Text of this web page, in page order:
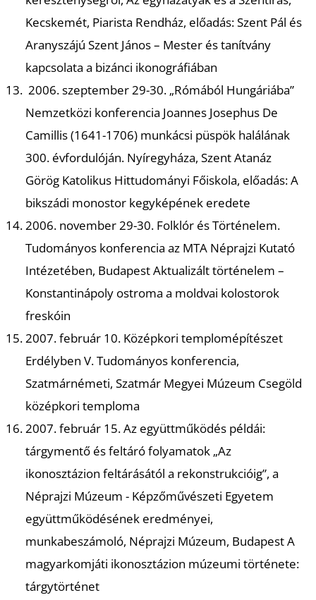
Kecskemét, Piarista Rendház, előadás: Szent Pál és
Aranyszájú Szent János – Mester és tanítvány
kapcsolata a bizánci ikonográfiában
2006. szeptember 29-30. „Rómából Hungáriába”
Nemzetközi konferencia Joannes Josephus De
Camillis (1641-1706) munkácsi püspök halálának
300. évfordulóján. Nyíregyháza, Szent Atanáz
Görög Katolikus Hittudományi Főiskola, előadás: A
bikszádi monostor kegyképének eredete
2006. november 29-30. Folklór és Történelem.
Tudományos konferencia az MTA Néprajzi Kutató
Intézetében, Budapest Aktualizált történelem –
Konstantinápoly ostroma a moldvai kolostorok
freskóin
2007. február 10. Középkori templomépítészet
Erdélyben V. Tudományos konferencia,
Szatmárnémeti, Szatmár Megyei Múzeum Csegöld
középkori temploma
2007. február 15. Az együttműködés példái:
tárgymentő és feltáró folyamatok „Az
ikonosztázion feltárásától a rekonstrukcióig”, a
Néprajzi Múzeum - Képzőművészeti Egyetem
együttműködésének eredményei,
munkabeszámoló, Néprajzi Múzeum, Budapest A
magyarkomjáti ikonosztázion múzeumi története:
tárgytörténet